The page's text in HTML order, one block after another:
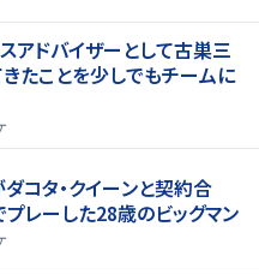
アドバイザーとして古巣三
たことを少しでもチームに
コタ・クイーンと契約合
レーした28歳のビッグマン